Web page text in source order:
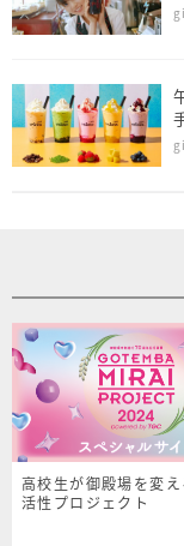
高校生が御殿場を変
活性プロジェクト